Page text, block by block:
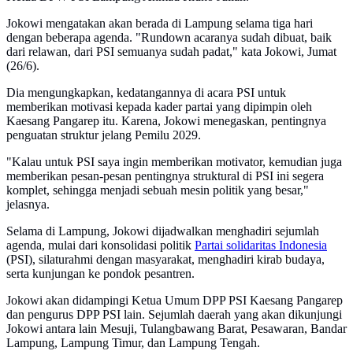
Jokowi mengatakan akan berada di Lampung selama tiga hari
dengan beberapa agenda. "Rundown acaranya sudah dibuat, baik
dari relawan, dari PSI semuanya sudah padat," kata Jokowi, Jumat
(26/6).
Dia mengungkapkan, kedatangannya di acara PSI untuk
memberikan motivasi kepada kader partai yang dipimpin oleh
Kaesang Pangarep itu. Karena, Jokowi menegaskan, pentingnya
penguatan struktur jelang Pemilu 2029.
"Kalau untuk PSI saya ingin memberikan motivator, kemudian juga
memberikan pesan-pesan pentingnya struktural di PSI ini segera
komplet, sehingga menjadi sebuah mesin politik yang besar,"
jelasnya.
Selama di Lampung, Jokowi dijadwalkan menghadiri sejumlah
agenda, mulai dari konsolidasi politik Partai solidaritas Indonesia
(PSI), silaturahmi dengan masyarakat, menghadiri kirab budaya,
serta kunjungan ke pondok pesantren.
Jokowi akan didampingi Ketua Umum DPP PSI Kaesang Pangarep
dan pengurus DPP PSI lain. Sejumlah daerah yang akan dikunjungi
Jokowi antara lain Mesuji, Tulangbawang Barat, Pesawaran, Bandar
Lampung, Lampung Timur, dan Lampung Tengah.